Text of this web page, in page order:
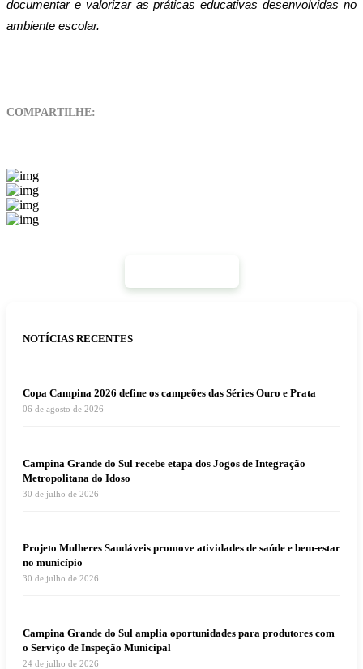
documentar e valorizar as práticas educativas desenvolvidas no
ambiente escolar.
COMPARTILHE:
NOTÍCIAS RECENTES
Copa Campina 2026 define os campeões das Séries Ouro e Prata
06 de agosto de 2026
Campina Grande do Sul recebe etapa dos Jogos de Integração
Metropolitana do Idoso
30 de julho de 2026
Projeto Mulheres Saudáveis promove atividades de saúde e bem-estar
no município
30 de julho de 2026
Campina Grande do Sul amplia oportunidades para produtores com
o Serviço de Inspeção Municipal
24 de julho de 2026